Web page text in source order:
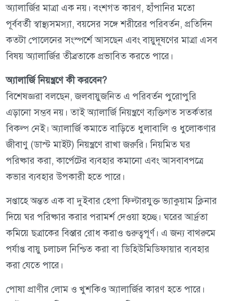
অ্যালার্জির মাত্রা এক নয়। বংশগত কারণ, হাঁপানির মতো
পূর্ববর্তী স্বাস্থ্যসমস্যা, বয়সের সঙ্গে শরীরের পরিবর্তন, প্রতিদিন
কতটা পোলেনের সংস্পর্শে আসছেন এবং বায়ুদূষণের মাত্রা এসব
বিষয় অ্যালার্জির তীব্রতাকে প্রভাবিত করতে পারে।
অ্যালার্জি নিয়ন্ত্রণে কী করবেন?
বিশেষজ্ঞরা বলছেন, জলবায়ুজনিত এ পরিবর্তন পুরোপুরি
এড়ানো সম্ভব নয়। তাই অ্যালার্জি নিয়ন্ত্রণে ব্যক্তিগত সতর্কতার
বিকল্প নেই। অ্যালার্জি কমাতে বাড়িতে ধুলাবালি ও ধুলোকণার
জীবাণু (ডাস্ট মাইট) নিয়ন্ত্রণে রাখা জরুরি। নিয়মিত ঘর
পরিষ্কার করা, কার্পেটের ব্যবহার কমানো এবং আসবাবপত্রে
কভার ব্যবহার উপকারী হতে পারে।
সপ্তাহে অন্তত এক বা দুইবার হেপা ফিল্টারযুক্ত ভ্যাকুয়াম ক্লিনার
দিয়ে ঘর পরিষ্কার করার পরামর্শ দেওয়া হচ্ছে। ঘরের আর্দ্রতা
কমিয়ে ছত্রাকের বিস্তার রোধ করাও গুরুত্বপূর্ণ। এ জন্য বাথরুমে
পর্যাপ্ত বায়ু চলাচল নিশ্চিত করা বা ডিহিউমিডিফায়ার ব্যবহার
করা যেতে পারে।
পোষা প্রাণীর লোম ও খুশকিও অ্যালার্জির কারণ হতে পারে।